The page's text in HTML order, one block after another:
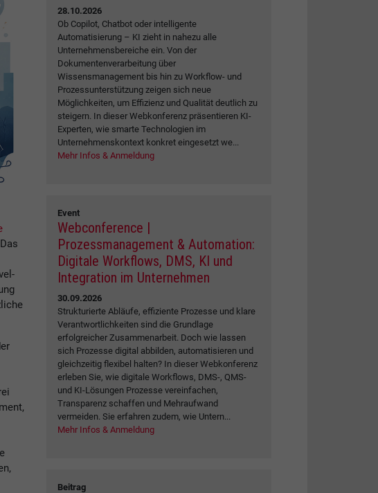
28.10.2026
Ob Copilot, Chatbot oder intelligente
Automatisierung – KI zieht in nahezu alle
Unternehmensbereiche ein. Von der
Dokumentenverarbeitung über
Wissensmanagement bis hin zu Workflow- und
Prozessunterstützung zeigen sich neue
Möglichkeiten, um Effizienz und Qualität deutlich zu
steigern. In dieser Webkonferenz präsentieren KI-
Experten, wie smarte Technologien im
Unternehmenskontext konkret eingesetzt we...
Mehr Infos & Anmeldung
Event
Webconference |
Prozessmanagement & Automation:
Digitale Workflows, DMS, KI und
Integration im Unternehmen
30.09.2026
Strukturierte Abläufe, effiziente Prozesse und klare
Verantwortlichkeiten sind die Grundlage
erfolgreicher Zusammenarbeit. Doch wie lassen
sich Prozesse digital abbilden, automatisieren und
gleichzeitig flexibel halten? In dieser Webkonferenz
erleben Sie, wie digitale Workflows, DMS-, QMS-
und KI-Lösungen Prozesse vereinfachen,
Transparenz schaffen und Mehraufwand
vermeiden. Sie erfahren zudem, wie Untern...
Mehr Infos & Anmeldung
Beitrag